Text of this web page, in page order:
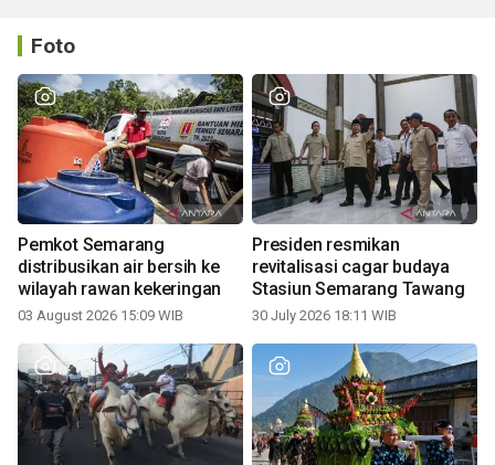
Foto
Pemkot Semarang
distribusikan air bersih ke
wilayah rawan kekeringan
03 August 2026 15:09 WIB
Presiden resmikan
revitalisasi cagar budaya
Stasiun Semarang Tawang
30 July 2026 18:11 WIB